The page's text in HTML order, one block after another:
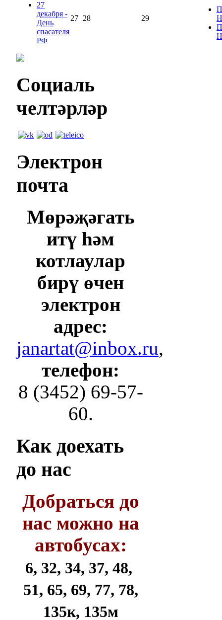
27
декабря -
День
спасателя
РФ
27 28 29
Социаль
челтәрләр
Электрон
почта
Мөрәҗәгать
итү һәм
котлаулар
бирү өчен
электрон
адрес:
janartat@inbox.ru,
телефон:
8 (3452) 69-57-
60.
Как доехать
до нас
Добраться до
нас можно на
автобусах:
6, 32, 34, 37, 48,
51, 65, 69, 77, 78,
135к, 135м